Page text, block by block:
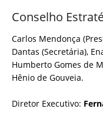
Conselho
Carlos Mendonça
Dantas (Secretária),
Humberto Gomes de
Hênio de Gouveia.
Diretor Executivo: